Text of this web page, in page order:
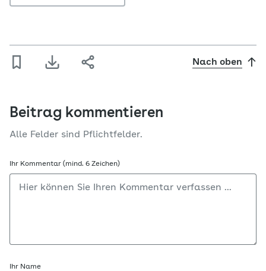
Nach oben
Beitrag kommentieren
Alle Felder sind Pflichtfelder.
Ihr Kommentar (mind. 6 Zeichen)
Ihr Name